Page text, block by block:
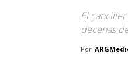
El
decenas
Por